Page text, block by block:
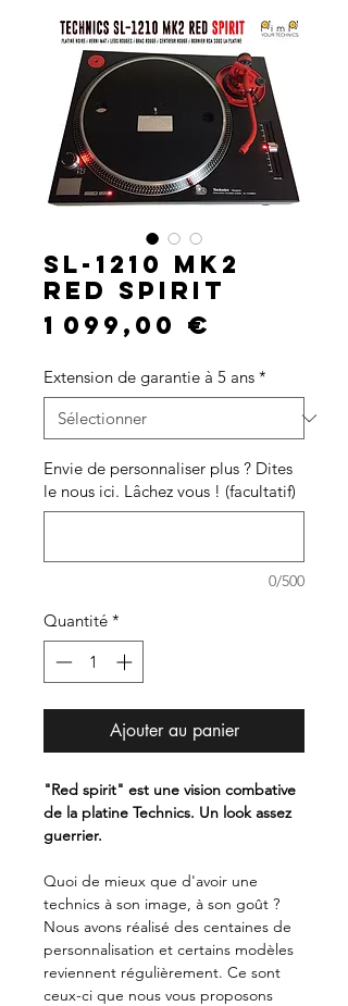
SL-1210 MK2
RED SPIRIT
1 099,00 €
Extension de garantie à 5 ans *
Envie de personnaliser plus ? Dites
le nous ici. Lâchez vous ! (facultatif)
0/500
Quantité *
Ajouter au panier
"Red spirit" est une vision combative
de la platine Technics. Un look assez
guerrier.
Quoi de mieux que d'avoir une
technics à son image, à son goût ?
Nous avons réalisé des centaines de
personnalisation et certains modèles
reviennent régulièrement. Ce sont
ceux-ci que nous vous proposons